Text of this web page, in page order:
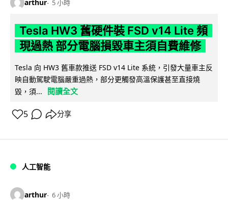
arthur 5 小時
Tesla HW3 舊硬件裝 FSD v14 Lite 頻
現過熱 部分電腦損毀車主須自費維修
Tesla 向 HW3 舊車款推送 FSD v14 Lite 系統，引發大量車主反
映自動駕駛電腦嚴重過熱，部分更觸發高溫保護甚至直接燒
毀，須...
閱讀全文
5 分享
人工智能
arthur 6 小時